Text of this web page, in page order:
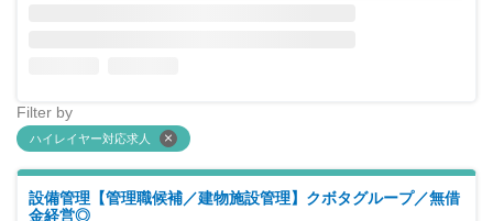
Filter by
ハイレイヤー対応求人
設備管理【管理職候補／建物施設管理】クボタグループ／無借
金経営◎